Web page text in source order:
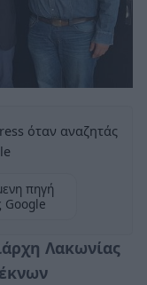
όταν αναζητάς
πηγή
Google
Λακωνίας